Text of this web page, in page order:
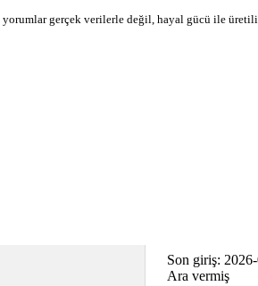
gerçek verilerle değil, hayal gücü ile
Son giriş:
Ara vermiş